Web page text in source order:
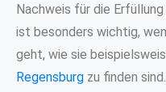
Nachweis für die
ist besonders wichtig,
geht, wie sie
Regensburg zu finden sind.